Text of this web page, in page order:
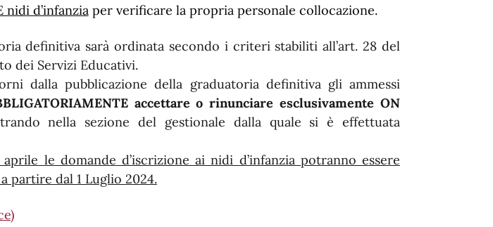
nidi d’infanziaper verificare la propria personale collocazione.
definitiva sarà ordinata secondo i criteri stabiliti all’art. 28 del
dei Servizi Educativi.
dalla pubblicazione della graduatoria definitiva gli ammessi
accettare o rinunciare esclusivamente ON
nella sezione del gestionale dalla quale si è effettuata
le domande d’iscrizione ai nidi d’infanzia potranno essere
partire dal 1 Luglio 2024.